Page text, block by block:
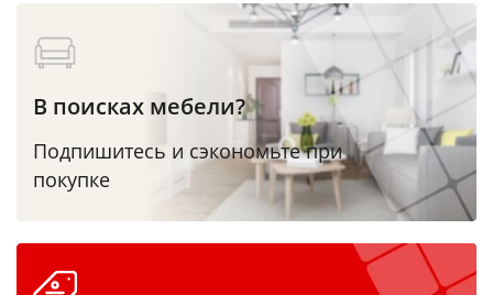
В поисках мебели?
Подпишитесь и сэкономьте при
покупке